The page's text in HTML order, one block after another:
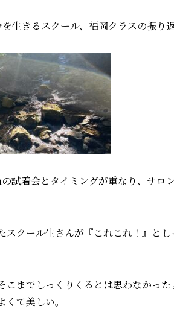
生きるスクール、福岡クラスの振り返
試着会とタイミングが重なり、サロ
スクール生さんが『これこれ！』と
こまでしっくりくるとは思わなかっ
て美しい。